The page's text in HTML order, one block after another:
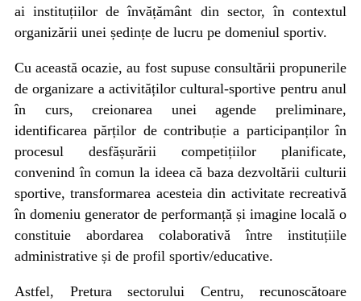
ai instituțiilor de învățământ din sector, în contextul
organizării unei ședințe de lucru pe domeniul sportiv.
Cu această ocazie, au fost supuse consultării propunerile
de organizare a activităților cultural-sportive pentru anul
în curs, creionarea unei agende preliminare,
identificarea părților de contribuție a participanților în
procesul desfășurării competițiilor planificate,
convenind în comun la ideea că baza dezvoltării culturii
sportive, transformarea acesteia din activitate recreativă
în domeniu generator de performanță și imagine locală o
constituie abordarea colaborativă între instituțiile
administrative și de profil sportiv/educative.
Astfel, Pretura sectorului Centru, recunoscătoare